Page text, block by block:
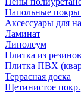
Напольные
Аксессуары для
Ламинат
Линолеум
Плитка из
Плитка ПВХ
Террасная доска
Щетинистое